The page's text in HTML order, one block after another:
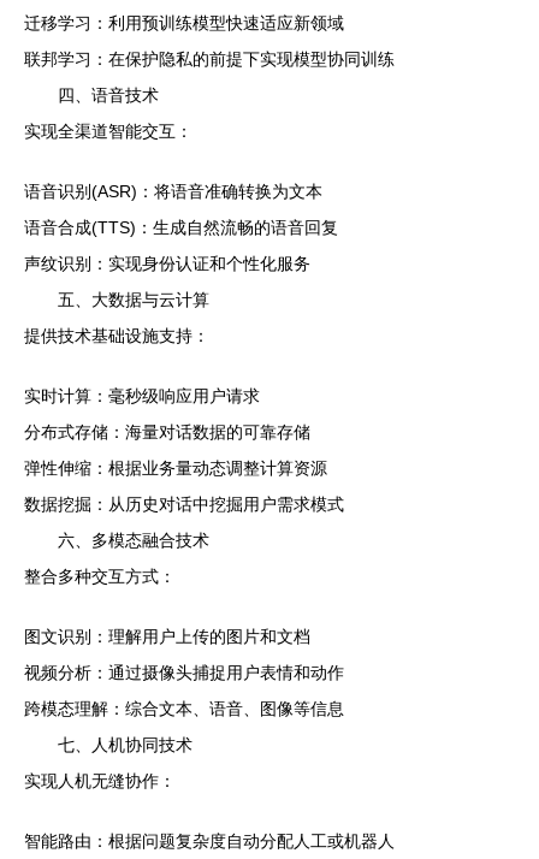
迁移学习：利用预训练模型快速适应新领域
联邦学习：在保护隐私的前提下实现模型协同训练
四、语音技术
实现全渠道智能交互：
语音识别(ASR)：将语音准确转换为文本
语音合成(TTS)：生成自然流畅的语音回复
声纹识别：实现身份认证和个性化服务
五、大数据与云计算
提供技术基础设施支持：
实时计算：毫秒级响应用户请求
分布式存储：海量对话数据的可靠存储
弹性伸缩：根据业务量动态调整计算资源
数据挖掘：从历史对话中挖掘用户需求模式
六、多模态融合技术
整合多种交互方式：
图文识别：理解用户上传的图片和文档
视频分析：通过摄像头捕捉用户表情和动作
跨模态理解：综合文本、语音、图像等信息
七、人机协同技术
实现人机无缝协作：
智能路由：根据问题复杂度自动分配人工或机器人